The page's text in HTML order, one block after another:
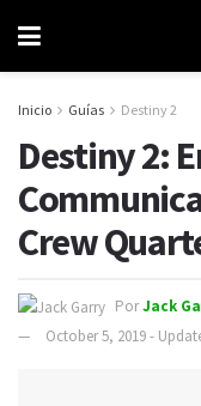
Inicio Guías Destiny 2
Destiny 2:
Crew
PorJack
October 5, 2019 -